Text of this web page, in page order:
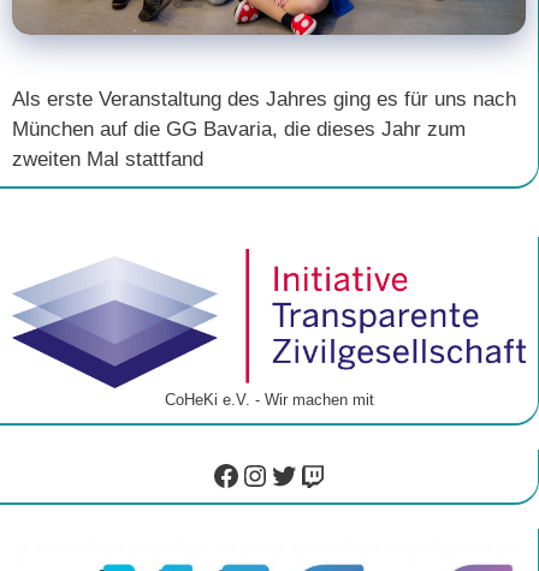
Als erste Veranstaltung des Jahres ging es für uns nach
München auf die GG Bavaria, die dieses Jahr zum
zweiten Mal stattfand
CoHeKi e.V. - Wir machen mit
Facebook
Instagram
Twitter
Twitch